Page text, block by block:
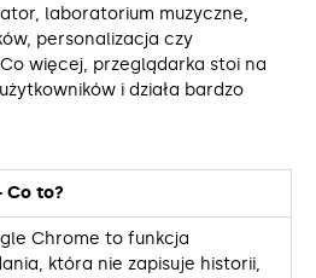
laboratorium muzyczne,
personalizacja czy
więcej, przeglądarka stoi na
i działa bardzo
Co to?
Chrome to funkcja
która nie zapisuje historii,